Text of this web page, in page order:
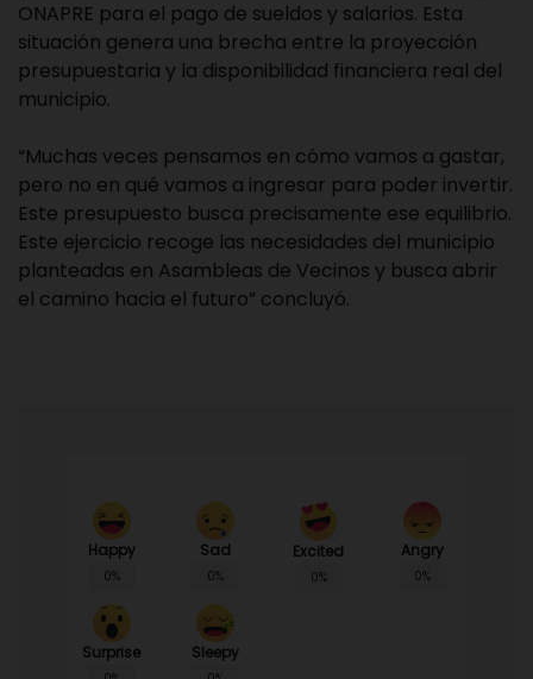
ONAPRE para el pago de sueldos y salarios. Esta
situación genera una brecha entre la proyección
presupuestaria y la disponibilidad financiera real del
municipio.
“Muchas veces pensamos en cómo vamos a gastar,
pero no en qué vamos a ingresar para poder invertir.
Este presupuesto busca precisamente ese equilibrio.
Este ejercicio recoge las necesidades del municipio
planteadas en Asambleas de Vecinos y busca abrir
el camino hacia el futuro” concluyó.
Happy
0%
Sad
0%
Excited
0%
Angry
0%
Surprise Sleepy